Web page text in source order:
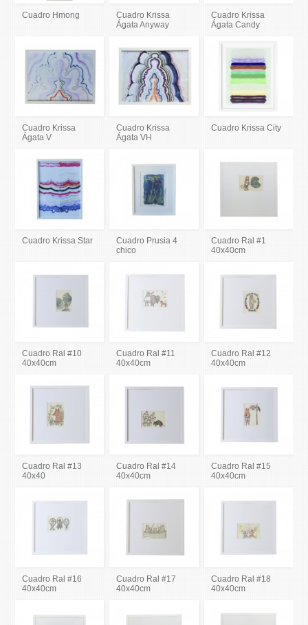
Cuadro Hmong
Cuadro Krissa
Ágata Anyway
Cuadro Krissa
Ágata Candy
Cuadro Krissa
Ágata V
Cuadro Krissa
Ágata VH
Cuadro Krissa City
Cuadro Krissa Star
Cuadro Prusia 4
chico
Cuadro Ral #1
40x40cm
Cuadro Ral #10
40x40cm
Cuadro Ral #11
40x40cm
Cuadro Ral #12
40x40cm
Cuadro Ral #13
40x40
Cuadro Ral #14
40x40cm
Cuadro Ral #15
40x40cm
Cuadro Ral #16
40x40cm
Cuadro Ral #17
40x40cm
Cuadro Ral #18
40x40cm